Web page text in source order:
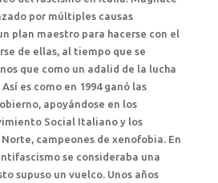
por múltiples causas
plan maestro para hacerse con el
de ellas, al tiempo que se
que como un adalid de la lucha
es como en 1994 ganó las
apoyándose en los
Social Italiano y los
campeones de xenofobia. En
se consideraba una
supuso un vuelco. Unos años